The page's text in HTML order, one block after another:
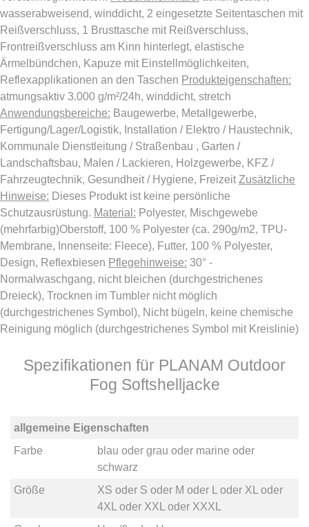
wasserabweisend, winddicht, 2 eingesetzte Seitentaschen mit
Reißverschluss, 1 Brusttasche mit Reißverschluss,
Frontreißverschluss am Kinn hinterlegt, elastische
Ärmelbündchen, Kapuze mit Einstellmöglichkeiten,
Reflexapplikationen an den Taschen Produkteigenschaften:
atmungsaktiv 3.000 g/m²/24h, winddicht, stretch
Anwendungsbereiche: Baugewerbe, Metallgewerbe,
Fertigung/Lager/Logistik, Installation / Elektro / Haustechnik,
Kommunale Dienstleitung / Straßenbau , Garten /
Landschaftsbau, Malen / Lackieren, Holzgewerbe, KFZ /
Fahrzeugtechnik, Gesundheit / Hygiene, Freizeit Zusätzliche
Hinweise: Dieses Produkt ist keine persönliche
Schutzausrüstung. Material: Polyester, Mischgewebe
(mehrfarbig)Oberstoff, 100 % Polyester (ca. 290g/m2, TPU-
Membrane, Innenseite: Fleece), Futter, 100 % Polyester,
Design, Reflexbiesen Pflegehinweise: 30° -
Normalwaschgang, nicht bleichen (durchgestrichenes
Dreieck), Trocknen im Tumbler nicht möglich
(durchgestrichenes Symbol), Nicht bügeln, keine chemische
Reinigung möglich (durchgestrichenes Symbol mit Kreislinie)
Spezifikationen für PLANAM Outdoor
Fog Softshelljacke
allgemeine Eigenschaften
Farbe
blau oder grau oder marine oder
schwarz
Größe
XS oder S oder M oder oder XL
oder
4XL
oder XXL oder XXXL